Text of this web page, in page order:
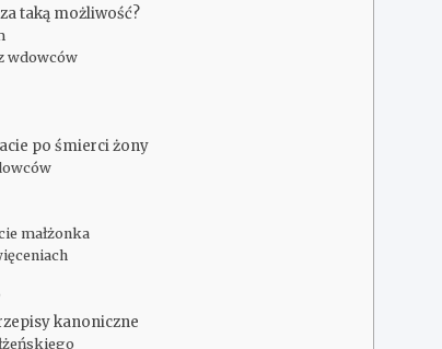
taką możliwość?
wdowców
po śmierci żony
małżonka
kanoniczne